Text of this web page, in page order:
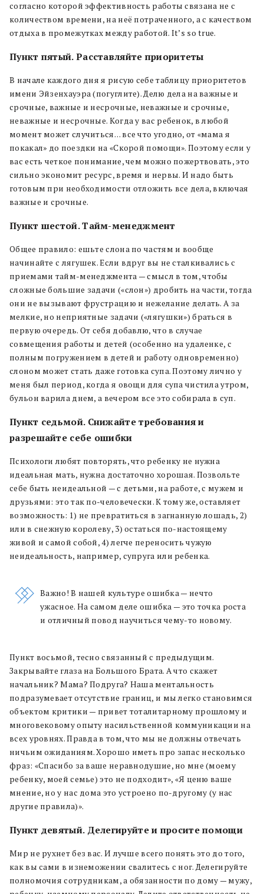
согласно которой эффективность работы связана не с
количеством времени, на неё потраченного, а с качеством
отдыха в промежутках между работой. It’s so true.
Пункт пятый. Расставляйте приоритеты
В начале каждого дня я рисую себе таблицу приоритетов
имени Эйзенхауэра (погуглите). Делю дела на важные и
срочные, важные и несрочные, неважные и срочные,
неважные и несрочные. Когда у вас ребенок, в любой
момент может случиться… все что угодно, от «мама я
покакал» до поездки на «Скорой помощи». Поэтому если у
вас есть четкое понимание, чем можно пожертвовать, это
сильно экономит ресурс, время и нервы. И надо быть
готовым при необходимости отложить все дела, включая
важные и срочные.
Пункт шестой. Тайм-менеджмент
Общее правило: ешьте слона по частям и вообще
начинайте с лягушек. Если вдруг вы не сталкивались с
приемами тайм-менеджмента — смысл в том, чтобы
сложные большие задачи («слон») дробить на части, тогда
они не вызывают фрустрацию и нежелание делать. А за
мелкие, но неприятные задачи («лягушки») браться в
первую очередь. От себя добавлю, что в случае
совмещения работы и детей (особенно на удаленке, с
полным погружением в детей и работу одновременно)
слоном может стать даже готовка супа. Поэтому лично у
меня был период, когда я овощи для супа чистила утром,
бульон варила днем, а вечером все это собирала в суп.
Пункт седьмой. Снижайте требования и
разрешайте себе ошибки
Психологи любят повторять, что ребенку не нужна
идеальная мать, нужна достаточно хорошая. Позвольте
себе быть неидеальной — с детьми, на работе, с мужем и
друзьями: это так по-человечески. К тому же, оставляет
возможность: 1) не превратиться в загнанную лошадь, 2)
или в снежную королеву, 3) остаться по-настоящему
живой и самой собой, 4) легче переносить чужую
неидеальность, например, супруга или ребенка.
Важно! В нашей культуре ошибка — нечто
ужасное. На самом деле ошибка — это точка роста
и отличный повод научиться чему-то новому.
Пункт восьмой, тесно связанный с предыдущим.
Закрывайте глаза на Большого Брата. А что скажет
начальник? Мама? Подруга? Наша ментальность
подразумевает отсутствие границ, и мы легко становимся
объектом критики — привет тоталитарному прошлому и
многовековому опыту насильственной коммуникации на
всех уровнях. Правда в том, что мы не должны отвечать
ничьим ожиданиям. Хорошо иметь про запас несколько
фраз: «Спасибо за ваше неравнодушие, но мне (моему
ребенку, моей семье) это не подходит», «Я ценю ваше
мнение, но у нас дома это устроено по-другому (у нас
другие правила)».
Пункт девятый. Делегируйте и просите помощи
Мир не рухнет без вас. И лучше всего понять это до того,
как вы сами в изнеможении свалитесь с ног. Делегируйте
полномочия сотрудникам, а обязанности по дому — мужу,